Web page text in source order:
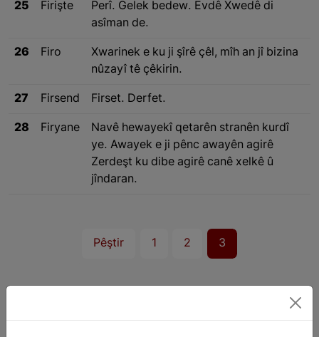
25 Firişte
Perî. Gelek bedew. Evdê Xwedê di
asîman de.
26 Firo
Xwarinek e ku ji şîrê çêl, mîh an jî bizina
nûzayî tê çêkirin.
27 Firsend Firset. Derfet.
28 Firyane
Navê hewayekî qetarên stranên kurdî
ye. Awayek e ji pênc awayên agirê
Zerdeşt ku dibe agirê canê xelkê û
jîndaran.
Pêştir 1 2 3